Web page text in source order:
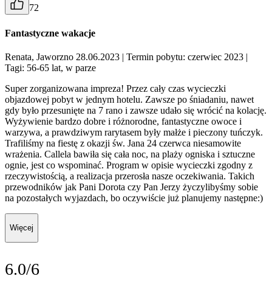
72
Fantastyczne wakacje
Renata, Jaworzno 28.06.2023 | Termin pobytu: czerwiec 2023 |
Tagi: 56-65 lat, w parze
Super zorganizowana impreza! Przez cały czas wycieczki
objazdowej pobyt w jednym hotelu. Zawsze po śniadaniu, nawet
gdy było przesunięte na 7 rano i zawsze udało się wrócić na kolację.
Wyżywienie bardzo dobre i różnorodne, fantastyczne owoce i
warzywa, a prawdziwym rarytasem były małże i pieczony tuńczyk.
Trafiliśmy na fiestę z okazji św. Jana 24 czerwca niesamowite
wrażenia. Callela bawiła się cała noc, na plaży ogniska i sztuczne
ognie, jest co wspominać. Program w opisie wycieczki zgodny z
rzeczywistością, a realizacja przerosła nasze oczekiwania. Takich
przewodników jak Pani Dorota czy Pan Jerzy życzylibyśmy sobie
na pozostałych wyjazdach, bo oczywiście już planujemy następne:)
Więcej
6.0/6